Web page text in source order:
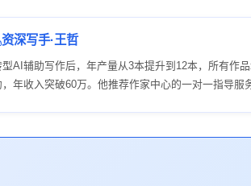
资深写手·王哲
型AI辅助写作后，年产量从3本提升到12本，所有作
，年收入突破60万。他推荐作家中心的一对一指导服